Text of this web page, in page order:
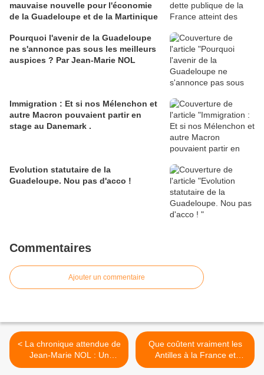
mauvaise nouvelle pour l'économie
de la Guadeloupe et de la Martinique
Pourquoi l'avenir de la Guadeloupe
ne s'annonce pas sous les meilleurs
auspices ? Par Jean-Marie NOL
Immigration : Et si nos Mélenchon et
autre Macron pouvaient partir en
stage au Danemark .
Evolution statutaire de la
Guadeloupe. Nou pas d'acco !
Commentaires
Ajouter un commentaire
< La chronique attendue de
Jean-Marie NOL : Un
drame se profile de
Que coûtent vraiment les
Antilles à la France et
l’Europe ? >